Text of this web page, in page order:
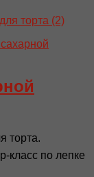
торта.
класс по лепке